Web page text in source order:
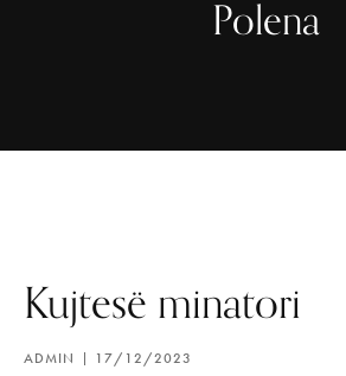
Polena
Kujtesë minatori
ADMIN 17/12/2023